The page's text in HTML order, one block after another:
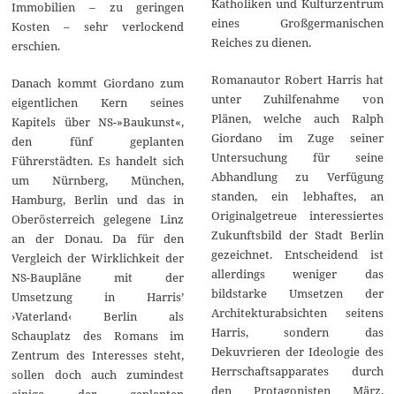
Immobilien – zu geringen
Kosten – sehr verlockend
erschien.
Danach kommt Giordano zum
eigentlichen Kern seines
Kapitels über NS-»Baukunst«,
den fünf geplanten
Führerstädten. Es handelt sich
um Nürnberg, München,
Hamburg, Berlin und das in
Oberösterreich gelegene Linz
an der Donau. Da für den
Vergleich der Wirklichkeit der
NS-Baupläne mit der
Umsetzung in Harris’
›Vaterland‹ Berlin als
Schauplatz des Romans im
Zentrum des Interesses steht,
sollen doch auch zumindest
Katholiken und Kulturzentrum
eines Großgermanischen
Reiches zu dienen.
Romanautor Robert Harris hat
unter Zuhilfenahme von
Plänen, welche auch Ralph
Giordano im Zuge seiner
Untersuchung für seine
Abhandlung zu Verfügung
standen, ein lebhaftes, an
Originalgetreue interessiertes
Zukunftsbild der Stadt Berlin
gezeichnet. Entscheidend ist
allerdings weniger das
bildstarke Umsetzen der
Architekturabsichten seitens
Harris, sondern das
Dekuvrieren der Ideologie des
Herrschaftsapparates durch
den Protagonisten März,